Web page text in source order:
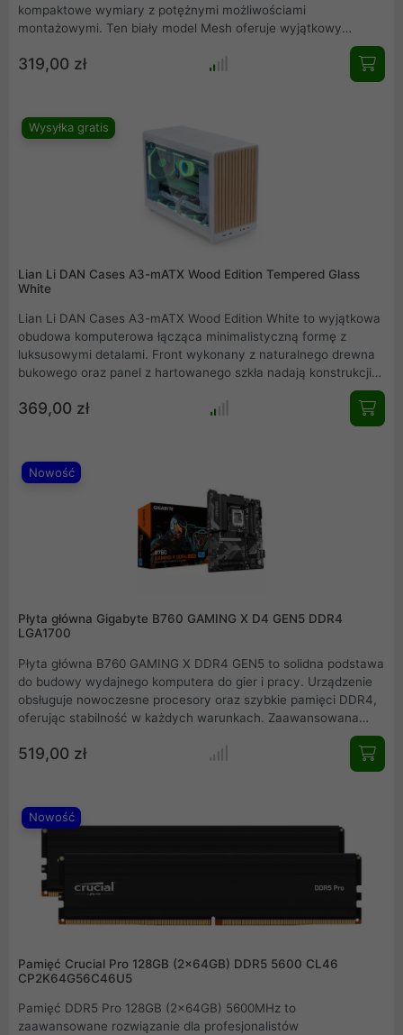
kompaktowe wymiary z potężnymi możliwościami
montażowymi. Ten biały model Mesh oferuje wyjątkowy
przepływ powietrza i obsługuje płyty główne Micro-ATX oraz
karty graficzne o długości do 358 mm. Dzięki elastyczności
montażu zasilaczy ATX lub SFX oraz opcji pracy w pionie i
komputerowych, zachowując przy tym minimalistyczną i
nowoczesną estetykę.
319,00 zł
Wysyłka gratis
Lian Li DAN Cases A3-mATX Wood Edition Tempered Glass
White
Lian Li DAN Cases A3-mATX Wood Edition White to wyjątkowa
obudowa komputerowa łącząca minimalistyczną formę z
luksusowymi detalami. Front wykonany z naturalnego drewna
bukowego oraz panel z hartowanego szkła nadają konstrukcji
pojemności 26 litrów, wnętrze mieści najpotężniejsze
komponenty, oferując wsparcie dla radiatorów 360 mm oraz
dla entuzjastów poszukujących balansu między elegancją a
wydajnością.
369,00 zł
Nowość
Płyta główna Gigabyte B760 GAMING X D4 GEN5 DDR4
LGA1700
Płyta główna B760 GAMING X DDR4 GEN5 to solidna podstawa
do budowy wydajnego komputera do gier i pracy. Urządzenie
obsługuje nowoczesne procesory oraz szybkie pamięci DDR4,
oferując stabilność w każdych warunkach. Zaawansowana
sekcja zasilania oraz wydajny układ chłodzenia dbają o niskie
temperatury, a standard PCIe 5.0 oraz łączność 2.5 GbE
ułatwiają płynną rozgrywkę i efektywną pracę każdego dnia.
519,00 zł
Nowość
Pamięć Crucial Pro 128GB (2x64GB) DDR5 5600 CL46
CP2K64G56C46U5
Pamięć DDR5 Pro 128GB (2x64GB) 5600MHz to
zaawansowane rozwiązanie dla profesjonalistów